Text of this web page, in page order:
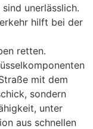
unerlässlich.
hilft bei der
retten.
mit dem
sondern
unter
aus schnellen